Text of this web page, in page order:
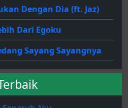
Dengan Dia (ft. Jaz)
Dari Egoku
Sayang Sayangnya